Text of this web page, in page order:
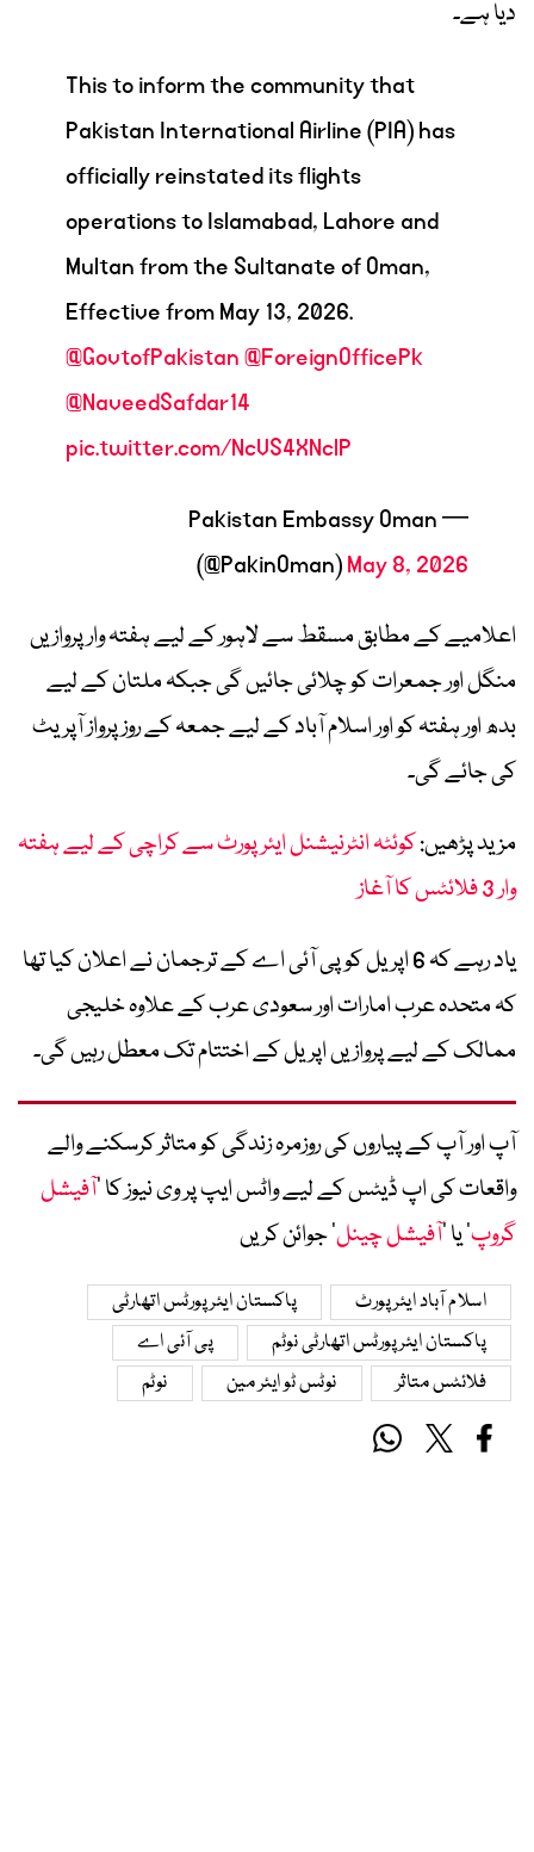
دیا ہے۔
This to inform the community that
Pakistan International Airline (PIA) has
officially reinstated its flights
operations to Islamabad, Lahore and
Multan from the Sultanate of Oman,
Effective from May 13, 2026.
@GovtofPakistan@ForeignOfficePk
@NaveedSafdar14
pic.twitter.com/NcVS4XNclP
— Pakistan Embassy Oman
(@PakinOman)May 8, 2026
اعلامیے کے مطابق مسقط سے لاہور کے لیے ہفتہ وار پروازیں
منگل اور جمعرات کو چلائی جائیں گی جبکہ ملتان کے لیے
بدھ اور ہفتہ کو اور اسلام آباد کے لیے جمعہ کے روز پرواز آپریٹ
کی جائے گی۔
مزید پڑھیں:کوئٹہ انٹرنیشنل ایئرپورٹ سے کراچی کے لیے ہفتہ
وار 3 فلائٹس کا آغاز
یاد رہے کہ 6 اپریل کو پی آئی اے کے ترجمان نے اعلان کیا تھا
کہ متحدہ عرب امارات اور سعودی عرب کے علاوہ خلیجی
ممالک کے لیے پروازیں اپریل کے اختتام تک معطل رہیں گی۔
آپ اور آپ کے پیاروں کی روزمرہ زندگی کو متاثر کرسکنے والے
واقعات کی اپ ڈیٹس کے لیے واٹس ایپ پر وی نیوز کا ’آفیشل
گروپ‘ یا ’آفیشل چینل‘ جوائن کریں
اسلام آباد ایئرپورٹ
پاکستان ایئرپورٹس اتھارٹی
پاکستان ایئرپورٹس اتھارٹی نوٹم
پی آئی اے
فلائٹس متاثر
نوٹس ٹو ایئر مین نوٹم